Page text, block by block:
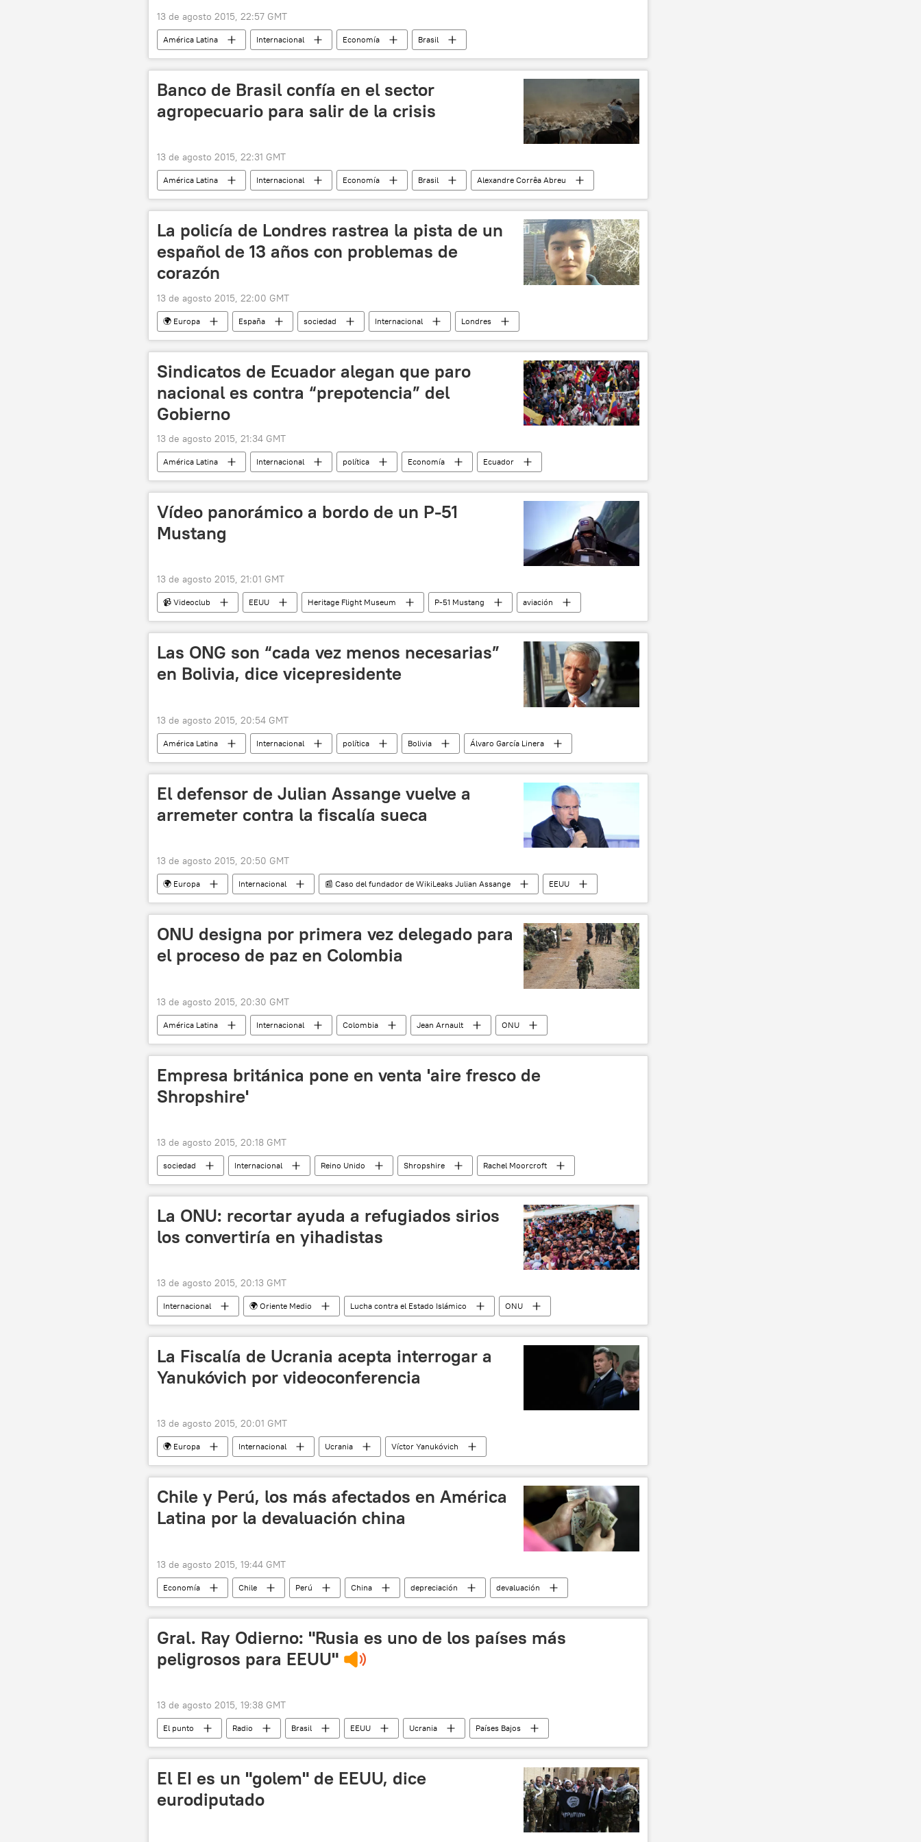
13 de agosto 2015, 22:57 GMT
América Latina Internacional Economía
Brasil
Ministerio de Planeamiento de Brasil
Operación Lava Jato Caso Petrobras noticias
Banco de Brasil confía en el sector
agropecuario para salir de la crisis
13 de agosto 2015, 22:31 GMT
América Latina Internacional Economía Brasil
Alexandre Corrêa Abreu
Banco de Brasil
Programa Nacional de Fortalecimiento de la Agricultura Familiar (Pronaf)
La policía de Londres rastrea la pista de un
español de 13 años con problemas de
corazón
13 de agosto 2015, 22:00 GMT
🌍 Europa España sociedad Internacional
Londres
desaparición
noticias
Sindicatos de Ecuador alegan que paro
nacional es contra “prepotencia” del
Gobierno
13 de agosto 2015, 21:34 GMT
América Latina Internacional política Economía
Ecuador
Rafael Correa
huelga sindicatos noticias
Vídeo panorámico a bordo de un P-51
Mustang
13 de agosto 2015, 21:01 GMT
📹 Videoclub EEUU Heritage Flight Museum P-51 Mustang aviación
Las ONG son “cada vez menos necesarias”
en Bolivia, dice vicepresidente
13 de agosto 2015, 20:54 GMT
América Latina Internacional política Bolivia
Álvaro García Linera
ONG
noticias
El defensor de Julian Assange vuelve a
arremeter contra la fiscalía sueca
13 de agosto 2015, 20:50 GMT
🌍 Europa Internacional 📰 Caso del fundador de WikiLeaks Julian Assange
EEUU
Reino Unido
Suecia Hugo Swire Julian Assange
Baltasar Garzón
ONU designa por primera vez delegado para
el proceso de paz en Colombia
13 de agosto 2015, 20:30 GMT
América Latina Internacional Colombia Jean Arnault
ONU
📰 Proceso de paz en Colombia
noticias
Empresa británica pone en venta 'aire fresco de
Shropshire'
13 de agosto 2015, 20:18 GMT
sociedad Internacional Reino Unido Shropshire
Rachel Moorcroft
Fun Favours
noticias
La ONU: recortar ayuda a refugiados sirios
los convertiría en yihadistas
13 de agosto 2015, 20:13 GMT
Internacional 🌍 Oriente Medio Lucha contra el Estado Islámico
ONU
refugiados
inmigrantes yihadistas islamistas ISIS noticias
La Fiscalía de Ucrania acepta interrogar a
Yanukóvich por videoconferencia
13 de agosto 2015, 20:01 GMT
🌍 Europa Internacional Ucrania
Víctor Yanukóvich
Fiscalía General de Ucrania
noticias
Chile y Perú, los más afectados en América
Latina por la devaluación china
13 de agosto 2015, 19:44 GMT
Economía Chile Perú China depreciación
devaluación
yuan
ranking América Latina noticias
Gral. Ray Odierno: "Rusia es uno de los países más
peligrosos para EEUU"
13 de agosto 2015, 19:38 GMT
El punto Radio Brasil EEUU Ucrania
Países Bajos
Ray Odierno
OPEP 📰 Siniestro del Boeing MH17
El EI es un "golem" de EEUU, dice
eurodiputado